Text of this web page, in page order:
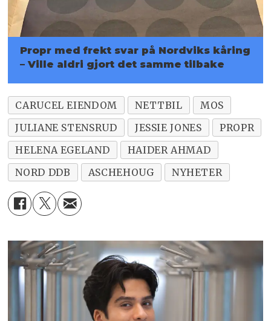
Propr med frekt svar på Nordviks kåring
– Ville aldri gjort det samme tilbake
CARUCEL EIENDOM NETTBIL
MOS
JULIANE STENSRUD
JESSIE JONES
PROPR
HELENA EGELAND
HAIDER AHMAD
NORD DDB
ASCHEHOUG NYHETER